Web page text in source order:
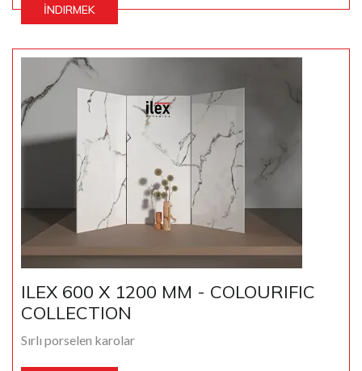
İNDIRMEK
ILEX 600 X 1200 MM - COLOURIFIC
COLLECTION
Sırlı porselen karolar